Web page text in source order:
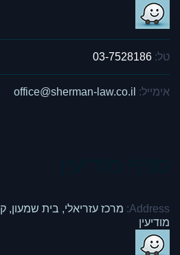
טל: 03-7528186
אימייל: office@sherman-law.co.il
Address:
מודיעין